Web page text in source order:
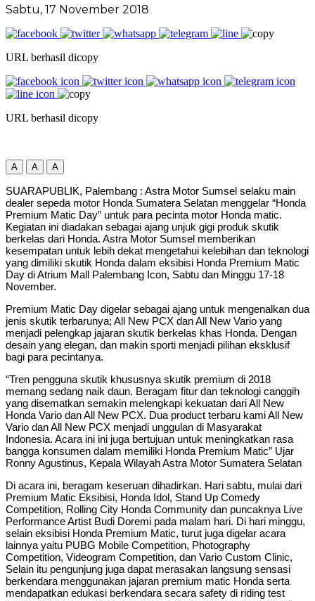
Sabtu, 17 November 2018
URL berhasil dicopy
URL berhasil dicopy
A A A
SUARAPUBLIK, Palembang : Astra Motor Sumsel selaku main
dealer sepeda motor Honda Sumatera Selatan menggelar “Honda
Premium Matic Day” untuk para pecinta motor Honda matic.
Kegiatan ini diadakan sebagai ajang unjuk gigi produk skutik
berkelas dari Honda. Astra Motor Sumsel memberikan
kesempatan untuk lebih dekat mengetahui kelebihan dan teknologi
yang dimiliki skutik Honda dalam eksibisi Honda Premium Matic
Day di Atrium Mall Palembang Icon, Sabtu dan Minggu 17-18
November.
Premium Matic Day digelar sebagai ajang untuk mengenalkan dua
jenis skutik terbarunya; All New PCX dan All New Vario yang
menjadi pelengkap jajaran skutik berkelas khas Honda. Dengan
desain yang elegan, dan makin sporti menjadi pilihan eksklusif
bagi para pecintanya.
“Tren pengguna skutik khususnya skutik premium di 2018
memang sedang naik daun. Beragam fitur dan teknologi canggih
yang disematkan semakin melengkapi kekuatan dari All New
Honda Vario dan All New PCX. Dua product terbaru kami All New
Vario dan All New PCX menjadi unggulan di Masyarakat
Indonesia. Acara ini ini juga bertujuan untuk meningkatkan rasa
bangga konsumen dalam memiliki Honda Premium Matic” Ujar
Ronny Agustinus, Kepala Wilayah Astra Motor Sumatera Selatan
Di acara ini, beragam keseruan dihadirkan. Hari sabtu, mulai dari
Premium Matic Eksibisi, Honda Idol, Stand Up Comedy
Competition, Rolling City Honda Community dan puncaknya Live
Performance Artist Budi Doremi pada malam hari. Di hari minggu,
selain eksibisi Honda Premium Matic, turut juga digelar acara
lainnya yaitu PUBG Mobile Competition, Photography
Competition, Videogram Competition, dan Vario Custom Clinic,
Selain itu pengunjung juga dapat merasakan langsung sensasi
berkendara menggunakan jajaran premium matic Honda serta
mendapatkan edukasi berkendara secara safety di riding test